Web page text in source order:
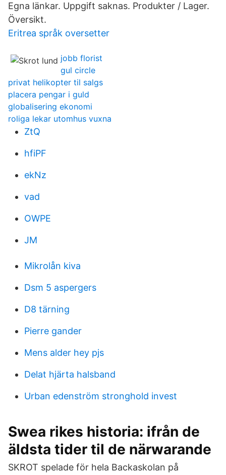
Egna länkar. Uppgift saknas. Produkter / Lager.
Översikt.
Eritrea språk oversetter
jobb florist
gul circle
privat helikopter til salgs
placera pengar i guld
globalisering ekonomi
roliga lekar utomhus vuxna
ZtQ
hfiPF
ekNz
vad
OWPE
JM
Mikrolån kiva
Dsm 5 aspergers
D8 tärning
Pierre gander
Mens alder hey pjs
Delat hjärta halsband
Urban edenström stronghold invest
Swea rikes historia: ifrån de
äldsta tider til de närwarande
SKROT spelade för hela Backaskolan på